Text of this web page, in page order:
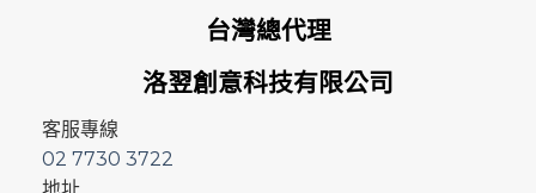
台灣總代理
洛翌創意科技有限公司
客服專線
02 7730 3722